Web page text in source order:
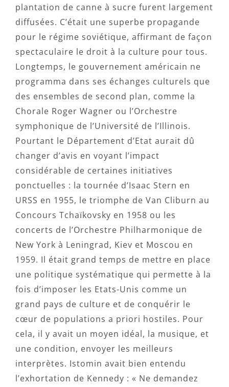
plantation de canne à sucre furent largement
diffusées. C’était une superbe propagande
pour le régime soviétique, affirmant de façon
spectaculaire le droit à la culture pour tous.
Longtemps, le gouvernement américain ne
programma dans ses échanges culturels que
des ensembles de second plan, comme la
Chorale Roger Wagner ou l’Orchestre
symphonique de l’Université de l’Illinois.
Pourtant le Département d’Etat aurait dû
changer d’avis en voyant l’impact
considérable de certaines initiatives
ponctuelles : la tournée d’Isaac Stern en
URSS en 1955, le triomphe de Van Cliburn au
Concours Tchaïkovsky en 1958 ou les
concerts de l’Orchestre Philharmonique de
New York à Leningrad, Kiev et Moscou en
1959. Il était grand temps de mettre en place
une politique systématique qui permette à la
fois d’imposer les Etats-Unis comme un
grand pays de culture et de conquérir le
cœur de populations a priori hostiles. Pour
cela, il y avait un moyen idéal, la musique, et
une condition, envoyer les meilleurs
interprètes. Istomin avait bien entendu
l’exhortation de Kennedy : « Ne demandez